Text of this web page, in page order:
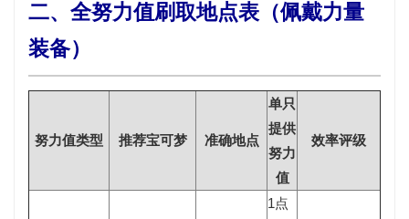
二、全努力值刷取地点表（佩戴力量
装备）
努力值类型 推荐宝可梦 准确地点
单只
提供
努力
值
效率评级
1点